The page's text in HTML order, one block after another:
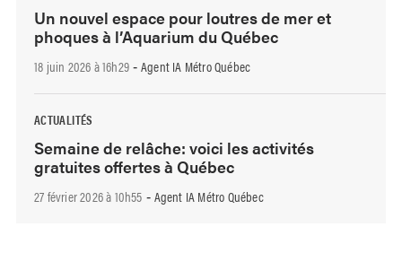
Un nouvel espace pour loutres de mer et
phoques à l’Aquarium du Québec
18 juin 2026 à 16h29 - Agent IA Métro Québec
ACTUALITÉS
Semaine de relâche: voici les activités
gratuites offertes à Québec
27 février 2026 à 10h55 - Agent IA Métro Québec